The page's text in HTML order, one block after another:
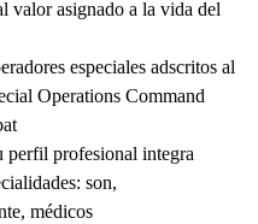
valor asignado a la vida del
especiales adscritos al
Operations Command
perfil profesional integra
son,
médicos